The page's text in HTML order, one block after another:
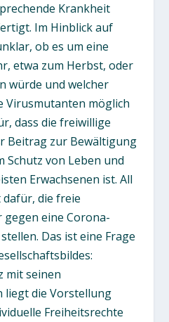
Krankheit
Im Hinblick auf
ob es um eine
etwa zum Herbst, oder
würde und welcher
Virusmutanten möglich
dass die freiwillige
Beitrag zur Bewältigung
Schutz von Leben und
Erwachsenen ist. All
die freie
eine Corona-
Das ist eine Frage
mit seinen
liegt die Vorstellung
Freiheitsrechte